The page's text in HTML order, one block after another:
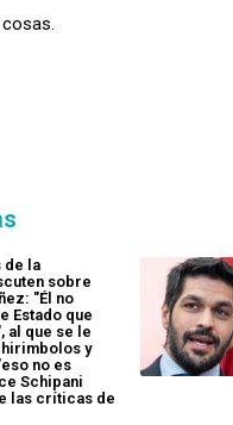
de la
sobre
"Él no
Estado que
al que se le
y
no es
Schipani
las críticas de